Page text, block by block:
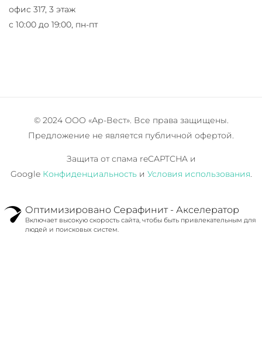
офис 317, 3 этаж
с 10:00 до 19:00, пн-пт
© 2024 ООО «Ар-Вест». Все права защищены.
Предложение не является публичной офертой.
Защита от спама reCAPTCHA и
Google Конфиденциальностьи Условия использования.
Оптимизировано Серафинит - Акселератор
Включает высокую скорость сайта, чтобы быть привлекательным для
людей и поисковых систем.